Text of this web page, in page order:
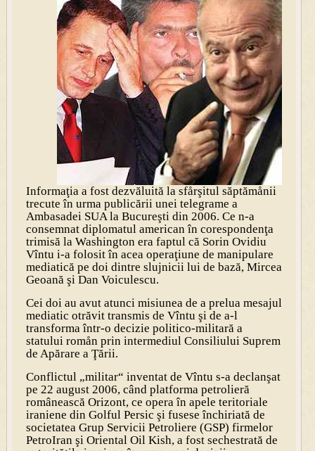
Informaţia a fost dezvăluită la sfårşitul săptămånii
trecute în urma publicării unei telegrame a
Ambasadei SUA la Bucureşti din 2006. Ce n-a
consemnat diplomatul american în corespondenţa
trimisă la Washington era faptul că Sorin Ovidiu
Vîntu i-a folosit în acea operaţiune de manipulare
mediatică pe doi dintre slujnicii lui de bază, Mircea
Geoană şi Dan Voiculescu.
Cei doi au avut atunci misiunea de a prelua mesajul
mediatic otrăvit transmis de Vîntu şi de a-l
transforma într-o decizie politico-militară a
statului romån prin intermediul Consiliului Suprem
de Apărare a Ţării.
Conflictul „militar“ inventat de Vîntu s-a declanşat
pe 22 august 2006, când platforma petrolieră
românească Orizont, ce opera în apele teritoriale
iraniene din Golful Persic şi fusese închiriată de
societatea Grup Servicii Petroliere (GSP) firmelor
PetroIran şi Oriental Oil Kish, a fost sechestrată de